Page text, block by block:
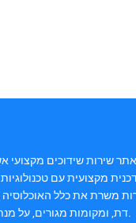
אתר שירות שידוכים
מקצועית עם
משרת את כלל האוכלוסיה